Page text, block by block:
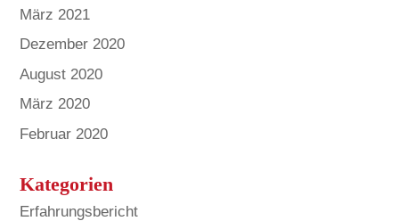
März 2021
Dezember 2020
August 2020
März 2020
Februar 2020
Kategorien
Erfahrungsbericht